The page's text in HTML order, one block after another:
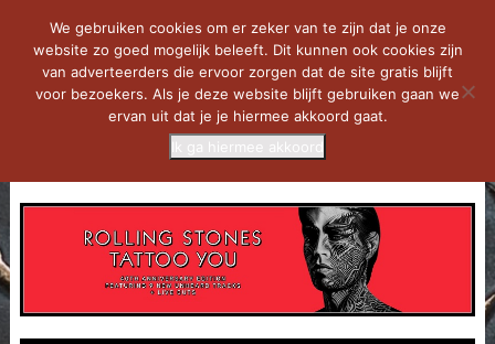
We gebruiken cookies om er zeker van te zijn dat je onze
website zo goed mogelijk beleeft. Dit kunnen ook cookies zijn
van adverteerders die ervoor zorgen dat de site gratis blijft
voor bezoekers. Als je deze website blijft gebruiken gaan we
ervan uit dat je je hiermee akkoord gaat.
Ik ga hiermee akkoord